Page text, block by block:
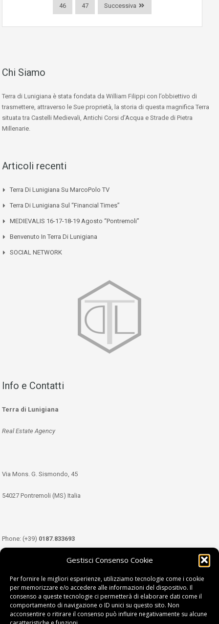
Gestisci Consenso Cookie
Per fornire le migliori esperienze, utilizziamo tecnologie come i cookie
per memorizzare e/o accedere alle informazioni del dispositivo. Il
consenso a queste tecnologie ci permetterà di elaborare dati come il
comportamento di navigazione o ID unici su questo sito. Non
acconsentire o ritirare il consenso può influire negativamente su alcune
46 47 Successiva
Chi Siamo
Terra di Lunigiana è stata fondata da William Filippi con l’obbiettivo di
trasmettere, attraverso le Sue proprietà, la storia di questa magnifica Terra
situata tra Castelli Medievali, Antichi Corsi d’Acqua e Strade di Pietra
Millenarie.
Articoli recenti
Terra Di Lunigiana Su MarcoPolo TV
Terra Di Lunigiana Sul “Financial Times”
MEDIEVALIS 16-17-18-19 Agosto “Pontremoli”
Benvenuto In Terra Di Lunigiana
SOCIAL NETWORK
Info e Contatti
Terra di Lunigiana
Real Estate Agency
Via Mons. G. Sismondo, 45
54027 Pontremoli (MS) Italia
Phone: (+39) 0187.833693
349.3489333
Email:info@tdl.it